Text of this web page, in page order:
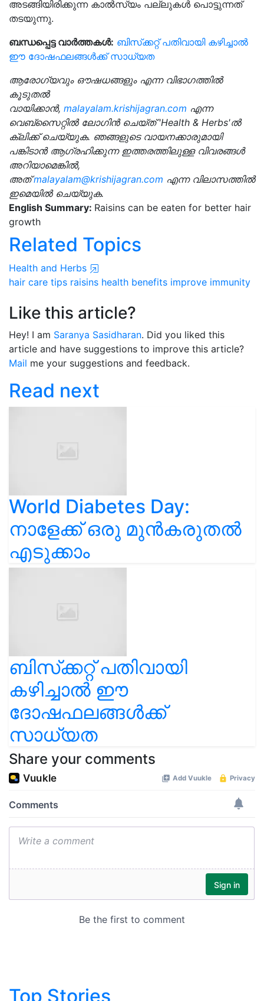
അടങ്ങിയിരിക്കുന്ന കാൽസ്യം പല്ലുകൾ പൊട്ടുന്നത്
തടയുന്നു.
ബന്ധപ്പെട്ട വാർത്തകൾ: ബിസ്‌ക്കറ്റ് പതിവായി കഴിച്ചാൽ
ഈ ദോഷഫലങ്ങൾക്ക് സാധ്യത
ആരോഗ്യവും ഔഷധങ്ങളും എന്ന വിഭാഗത്തിൽ
കൂടുതൽ
വായിക്കാൻ, malayalam.krishijagran.com എന്ന
വെബ്‌സൈറ്റിൽ ലോഗിൻ ചെയ്‌ത് 'Health & Herbs'ൽ
ക്ലിക്ക് ചെയ്യുക. ഞങ്ങളുടെ വായനക്കാരുമായി
പങ്കിടാൻ ആഗ്രഹിക്കുന്ന ഇത്തരത്തിലുള്ള വിവരങ്ങൾ
അറിയാമെങ്കിൽ,
അത്malayalam@krishijagran.com എന്ന വിലാസത്തിൽ
ഇമെയിൽ ചെയ്യുക.
English Summary: Raisins can be eaten for better hair
growth
Related Topics
Health and Herbs
hair care tips raisins health benefits improve immunity
Like this article?
Hey! I am Saranya Sasidharan. Did you liked this
article and have suggestions to improve this article?
Mail me your suggestions and feedback.
Read next
World Diabetes Day:
നാളേക്ക് ഒരു മുൻകരുതൽ
എടുക്കാം
ബിസ്‌ക്കറ്റ് പതിവായി
കഴിച്ചാൽ ഈ
ദോഷഫലങ്ങൾക്ക്
സാധ്യത
Share your comments
Top Stories